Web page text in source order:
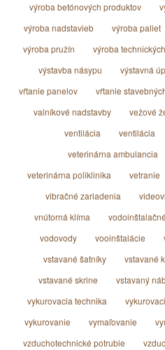
výroba betónových produktov
výroba nadstavieb
výroba paliet
výroba pružín
výroba
výstavba násypu
výstavná
vŕtanie panelov
vŕtanie
valníkové nadstavby
vežové
ventilácia
ventilácia
veterinárna ambulancia
veterinárna poliklinika
vetranie
vibračné zariadenia
vnútorná klíma
vodovody
vooinštalácie
vstavané šatníky
vstavané
vstavané skrine
vstavaný
vykurovacia technika
vykurovanie
vymaľovanie
vzduchotechnické potrubie